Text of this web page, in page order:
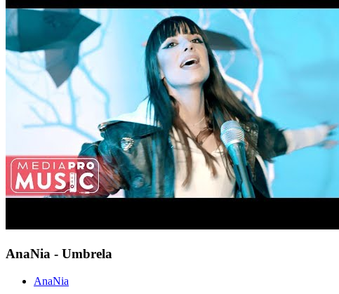
AnaNia - Umbrela
AnaNia